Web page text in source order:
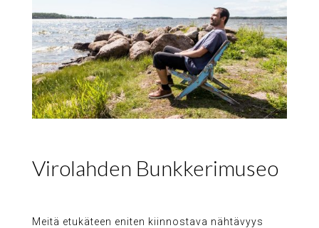
Virolahden Bunkkerimuseo
Meitä etukäteen eniten kiinnostava nähtävyys